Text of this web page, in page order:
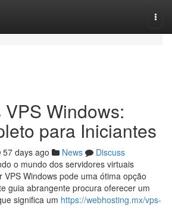
Windows:
para Iniciantes
57 days ago News
Discuss
o mundo dos servidores virtuais
Windows pode uma ótima opção
guia abrangente procura oferecer um
significa um https://webhosting.mx/vps-